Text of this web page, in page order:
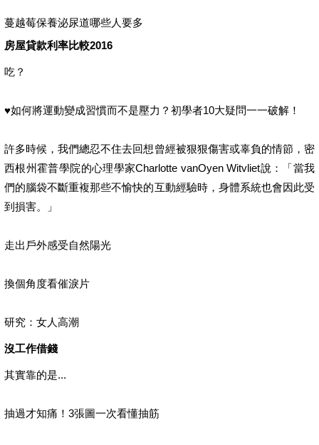
蔓越莓保養泌尿道哪些人要多
房屋貸款利率比較2016
吃？
♥如何將運動變成習慣而不是壓力？初學者10大疑問一一破解！
許多時候，我們總忍不住去回想曾經被狠狠傷害或辜負的情節，密
西根州霍普學院的心理學家Charlotte vanOyen Witvliet說：「當我
們的腦袋不斷重複那些不愉快的互動經驗時，身體系統也會因此受
到損害。」
走出戶外感受自然陽光
換個角度看催淚片
研究：女人高潮
沒工作借錢
其實靠的是...
抽過才知痛！3張圖一次看懂抽筋